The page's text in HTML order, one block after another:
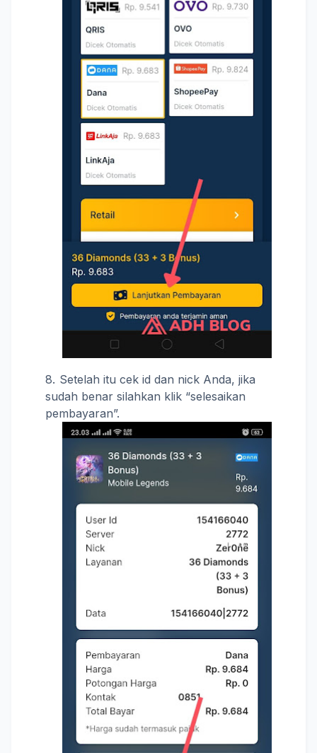
Setelah itu cek id dan nick Anda, jika
sudah benar silahkan klik “selesaikan
pembayaran”.